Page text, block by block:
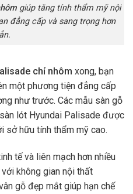
giúp tăng tính thẩm mỹ nội
đẳng cấp và sang trọng hơn
chỉ nhôm xong, bạn
một phương tiện đẳng cấp
như trước. Các mẫu sàn gỗ
lót Hyundai Palisade được
sở hữu tính thẩm mỹ cao.
tế và liên mạch hơn nhiều
không gian nội thất
gỗ đẹp mắt giúp hạn chế